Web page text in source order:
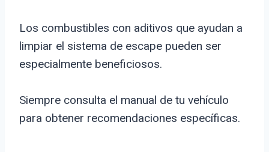
Los combustibles con aditivos que ayudan a
limpiar el sistema de escape pueden ser
especialmente beneficiosos.
Siempre consulta el manual de tu vehículo
para obtener recomendaciones específicas.